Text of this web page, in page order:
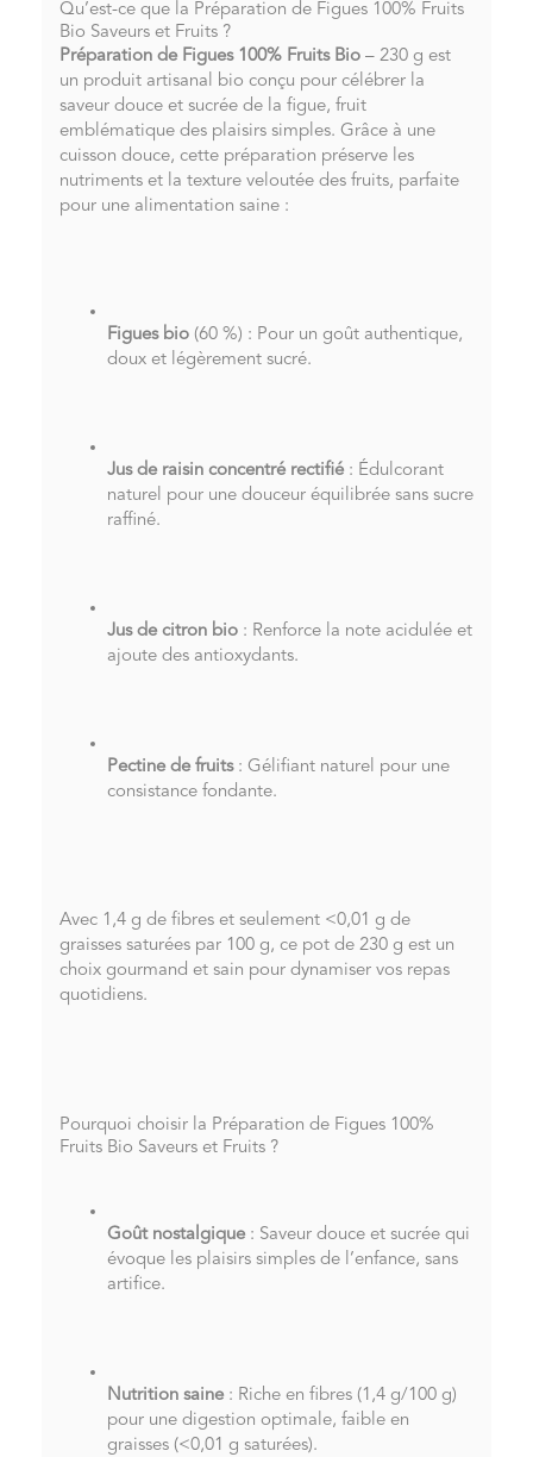
Qu’est-ce que la Préparation de Figues 100% Fruits
Bio Saveurs et Fruits ?
Préparation de Figues 100% Fruits Bio – 230 g est
un produit artisanal bio conçu pour célébrer la
saveur douce et sucrée de la figue, fruit
emblématique des plaisirs simples. Grâce à une
cuisson douce, cette préparation préserve les
nutriments et la texture veloutée des fruits, parfaite
pour une alimentation saine :
Figues bio (60 %) : Pour un goût authentique,
doux et légèrement sucré.
Jus de raisin concentré rectifié : Édulcorant
naturel pour une douceur équilibrée sans sucre
raffiné.
Jus de citron bio : Renforce la note acidulée et
ajoute des antioxydants.
Pectine de fruits: Gélifiant naturel pour une
consistance fondante.
Avec 1,4 g de fibres et seulement <0,01 g de
graisses saturées par 100 g, ce pot de 230 g est un
choix gourmand et sain pour dynamiser vos repas
quotidiens.
Pourquoi choisir la Préparation de Figues 100%
Fruits Bio Saveurs et Fruits ?
Goût nostalgique : Saveur douce et sucrée qui
évoque les plaisirs simples de l’enfance, sans
artifice.
Nutrition saine : Riche en fibres (1,4 g/100 g)
pour une digestion optimale, faible en
graisses (<0,01 g saturées).